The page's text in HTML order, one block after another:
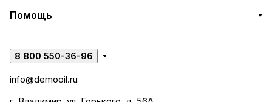
Помощь
8 800 550-36-96
info@demooil.ru